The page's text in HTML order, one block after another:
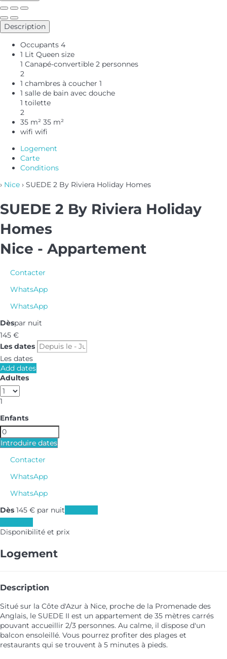
Description
Occupants 4
1 Lit Queen size
1 Canapé-convertible 2 personnes
2
1 chambres à coucher 1
1 salle de bain avec douche
1 toilette
2
35 m² 35 m²
wifi wifi
Logement
Carte
Conditions
› Nice › SUEDE 2 By Riviera Holiday Homes
SUEDE 2 By Riviera Holiday
Homes
Nice - Appartement
Contacter
WhatsApp
WhatsApp
Dèspar nuit
145 €
Les dates
Les dates
Add dates
Adultes
1
Enfants
Introduire dates
Contacter
WhatsApp
WhatsApp
Dès 145 € par nuit
Disponibilité et prix
Logement
Description
Situé sur la Côte d'Azur à Nice, proche de la Promenade des
Anglais, le SUEDE II est un appartement de 35 mètres carrés
pouvant accueillir 2/3 personnes. Au calme, il dispose d'un
balcon ensoleillé. Vous pourrez profiter des plages et
restaurants qui se trouvent à 5 minutes à pieds.